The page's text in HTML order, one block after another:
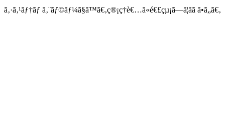
ã‚·ã‚¹ãƒ†ãƒ ã‚¨ãƒ©ãƒ¼ã§ã™ã€‚ç®¡ç†è€…ã«é€£çµ¡ã—ã¦ãã ã•ã„ã€‚